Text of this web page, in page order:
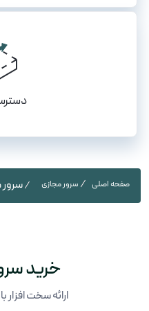
صفحه اصلی سرور مجازی
خرید
ارائه سخت افزار